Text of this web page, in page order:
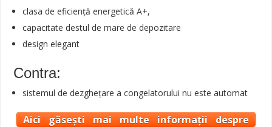
clasa de eficiență energetică A+,
capacitate destul de mare de depozitare
design elegant
Contra:
sistemul de dezghețare a congelatorului nu este automat
Aici găsești mai multe informații despre